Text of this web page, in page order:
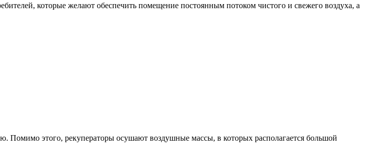
которые желают обеспечить помещение постоянным потоком чистого и свежего воздуха, а
Помимо этого, рекуператоры осушают воздушные массы, в которых располагается большой